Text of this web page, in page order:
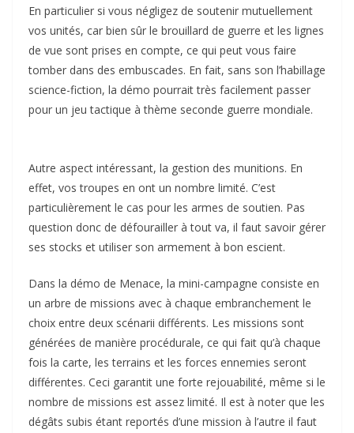
En particulier si vous négligez de soutenir mutuellement
vos unités, car bien sûr le brouillard de guerre et les lignes
de vue sont prises en compte, ce qui peut vous faire
tomber dans des embuscades. En fait, sans son l’habillage
science-fiction, la démo pourrait très facilement passer
pour un jeu tactique à thème seconde guerre mondiale.
Autre aspect intéressant, la gestion des munitions. En
effet, vos troupes en ont un nombre limité. C’est
particulièrement le cas pour les armes de soutien. Pas
question donc de défourailler à tout va, il faut savoir gérer
ses stocks et utiliser son armement à bon escient.
Dans la démo de Menace, la mini-campagne consiste en
un arbre de missions avec à chaque embranchement le
choix entre deux scénarii différents. Les missions sont
générées de manière procédurale, ce qui fait qu’à chaque
fois la carte, les terrains et les forces ennemies seront
différentes. Ceci garantit une forte rejouabilité, même si le
nombre de missions est assez limité. Il est à noter que les
dégâts subis étant reportés d’une mission à l’autre il faut